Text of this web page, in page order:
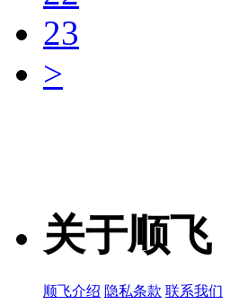
23
>
关于顺飞
顺飞介绍 隐私条款 联系我们